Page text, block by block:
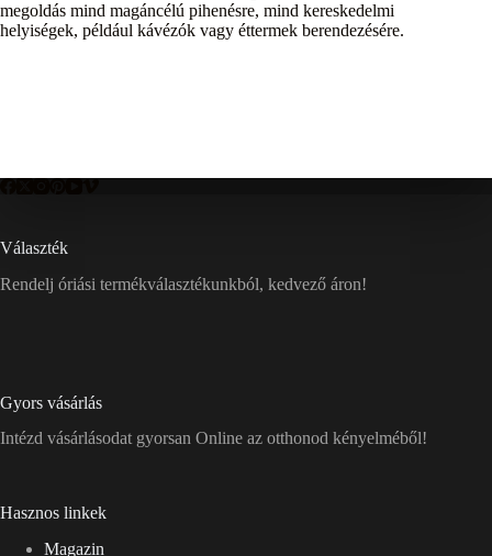
megoldás mind magáncélú pihenésre, mind kereskedelmi
helyiségek, például kávézók vagy éttermek berendezésére.
Választék
Rendelj óriási termékválasztékunkból, kedvező áron!
Gyors vásárlás
Intézd vásárlásodat gyorsan Online az otthonod kényelméből!
Hasznos linkek
Magazin